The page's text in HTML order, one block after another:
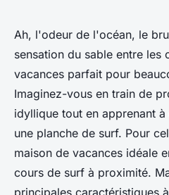
Ah, l'odeur de l'océan, le
sensation du sable entre les
vacances parfait pour
Imaginez-vous en train de
idyllique tout en apprenant
une planche de surf. Pour
maison de vacances idéale
cours de surf à proximité.
principales caractéristiques